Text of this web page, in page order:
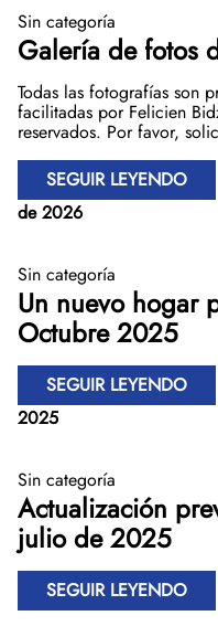
Sin categoría
Galería de fotos
Todas las fotografías son
facilitadas por Felicien
reservados. Por favor,
SEGUIR LEYENDO
de 2026
Sin categoría
Un nuevo hogar
Octubre 2025
SEGUIR LEYENDO
2025
Sin categoría
Actualización
julio de 2025
SEGUIR LEYENDO